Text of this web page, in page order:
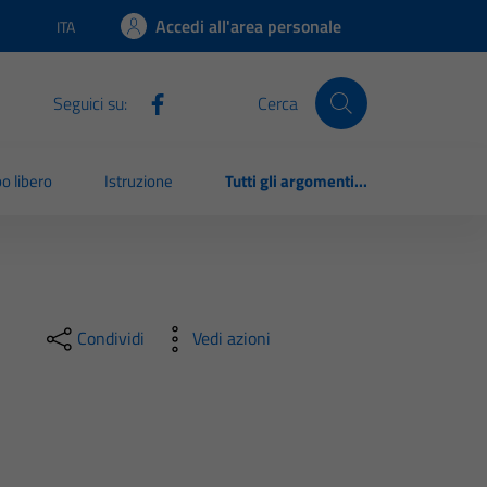
Lingua attiva:
ITA Accedi all'area personale
Seguici su: Cerca
libero Istruzione Tutti gli argomenti...
Condividi Vedi azioni